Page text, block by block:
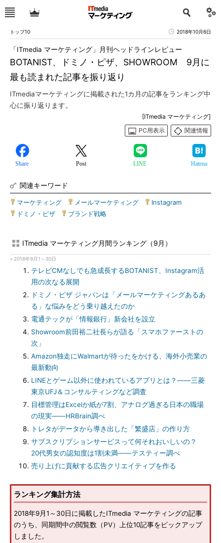
トップ10 2018年10月6日
BOTANIST、ドミノ・ピザ、SHOWROOM 9月に
最も読まれた記事を振り返り
「ITmedia マーケティング」月刊ヘッドラインレビュー
ITmediaマーケティングに掲載された1カ月の記事をランキング中
心に振り返ります。
[ITmedia マーケティング]
PC用表示
関連情報
Share Post LINE Hatena
関連キーワード
マーケティング メールマーケティング Instagram
ドミノ・ピザ
ブランド戦略
ITmedia マーケティング月間ランキング（9月）
» 2018年9月1～30日
テレビCMなしでも急成長するBOTANIST、Instagram活
用の次なる展開
ドミノ・ピザ ジャパンは「メールマーケティングあるあ
る」な悩みをどう乗り越えたのか
電通テックが「情報銀行」新会社を設立
Showroom前田裕二社長らが語る「スマホファーストの
次」
Amazon独走にWalmartが待ったをかける、海外小売業の
最新動向
LINEとゲーム以外に使われているアプリとは？――三菱
東京UFJ＆コンサルティングなど調査
目標管理はExcelか紙が7割、アナログ過ぎる日本の職場
の現実――HRBrain調べ
トレタがデータから導き出した「繁盛店」の作り方
サブスクリプションサービスって何それおいしいの？
20代男女の認知度は1割未満――テスティー調べ
売り上げに貢献する広告クリエイティブを作る
ランキング集計方法
2018年9月1～30日に掲載したITmedia マーケティングの記事
のうち、同期間中の閲覧数（PV）上位10記事をピックアップ
しました。